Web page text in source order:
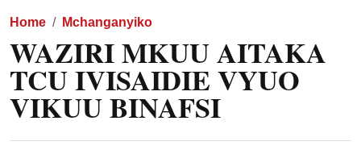
Home Mchanganyiko
WAZIRI MKUU AITAKA
TCU IVISAIDIE VYUO
VIKUU BINAFSI